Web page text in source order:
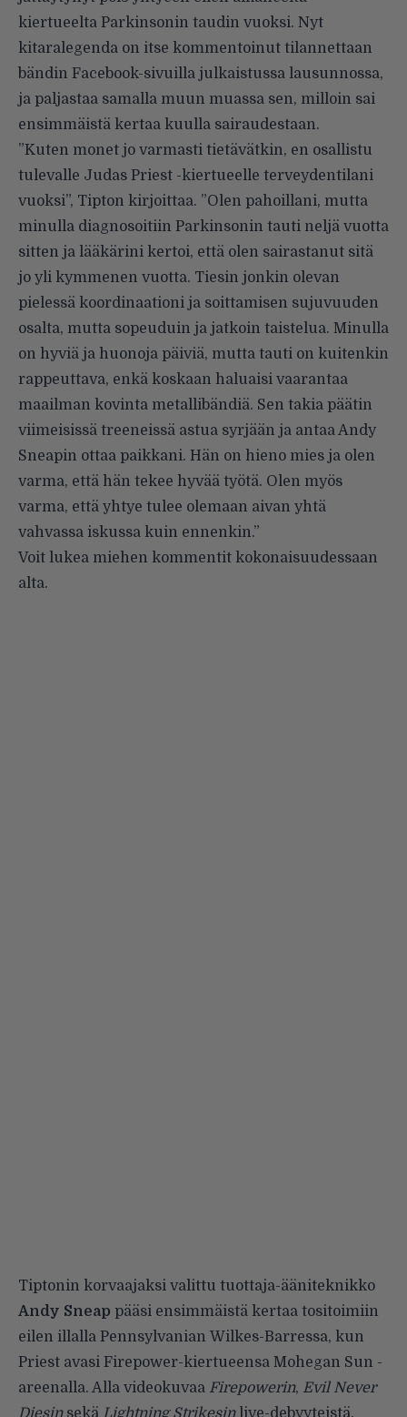
kiertueelta Parkinsonin taudin vuoksi. Nyt
kitaralegenda on itse kommentoinut tilannettaan
bändin Facebook-sivuilla julkaistussa lausunnossa,
ja paljastaa samalla muun muassa sen, milloin sai
ensimmäistä kertaa kuulla sairaudestaan.
”Kuten monet jo varmasti tietävätkin, en osallistu
tulevalle Judas Priest -kiertueelle terveydentilani
vuoksi”, Tipton kirjoittaa. ”Olen pahoillani, mutta
minulla diagnosoitiin Parkinsonin tauti neljä vuotta
sitten ja lääkärini kertoi, että olen sairastanut sitä
jo yli kymmenen vuotta. Tiesin jonkin olevan
pielessä koordinaationi ja soittamisen sujuvuuden
osalta, mutta sopeuduin ja jatkoin taistelua. Minulla
on hyviä ja huonoja päiviä, mutta tauti on kuitenkin
rappeuttava, enkä koskaan haluaisi vaarantaa
maailman kovinta metallibändiä. Sen takia päätin
viimeisissä treeneissä astua syrjään ja antaa Andy
Sneapin ottaa paikkani. Hän on hieno mies ja olen
varma, että hän tekee hyvää työtä. Olen myös
varma, että yhtye tulee olemaan aivan yhtä
vahvassa iskussa kuin ennenkin.”
Voit lukea miehen kommentit kokonaisuudessaan
alta.
Tiptonin korvaajaksi valittu tuottaja-ääniteknikko
Andy Sneap pääsi ensimmäistä kertaa tositoimiin
eilen illalla Pennsylvanian Wilkes-Barressa, kun
Priest avasi Firepower-kiertueensa Mohegan Sun -
areenalla. Alla videokuvaa Firepowerin, Evil Never
Diesinsekä Lightning Strikesinlive-debyyteistä.